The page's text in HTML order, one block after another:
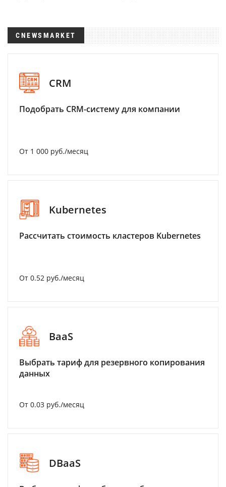
CNEWSMARKET
CRM
Подобрать CRM-систему для компании
От 1 000 руб./месяц
Kubernetes
Рассчитать стоимость кластеров Kubernetes
От 0.52 руб./месяц
BaaS
Выбрать тариф для резервного копирования
данных
От 0.03 руб./месяц
DBaaS